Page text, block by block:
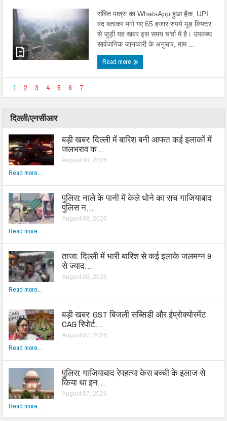
संबित पात्रा का WhatsApp हुआ हैक, UPI
बंद बताकर मांगे गए 65 हजार रुपये मूड लिफ्टर
से जुड़ी यह खबर इस समय चर्चा में है। उपलब्ध
सार्वजनिक जानकारी के अनुसार, माम ...
Read more
1 2 3 4 5 6 7
दिल्ली/एनसीआर
बड़ी खबर: दिल्ली में बारिश बनी आफत कई इलाकों में
जलभराव क…
August 08, 2026
Read more...
पुलिस: नाले के पानी में केले धोने का सच गाजियाबाद
पुलिस न…
August 08, 2026
Read more...
ताजा: दिल्ली में भारी बारिश से कई इलाके जलमग्न 9
से ज्याद…
August 08, 2026
Read more...
बड़ी खबर: GST बिजली सब्सिडी और ईप्रोक्योरमेंट
CAG रिपोर्ट…
August 07, 2026
Read more...
पुलिस: गाजियाबाद रेपहत्या केस बच्ची के इलाज से
किया था इन…
August 07, 2026
Read more...